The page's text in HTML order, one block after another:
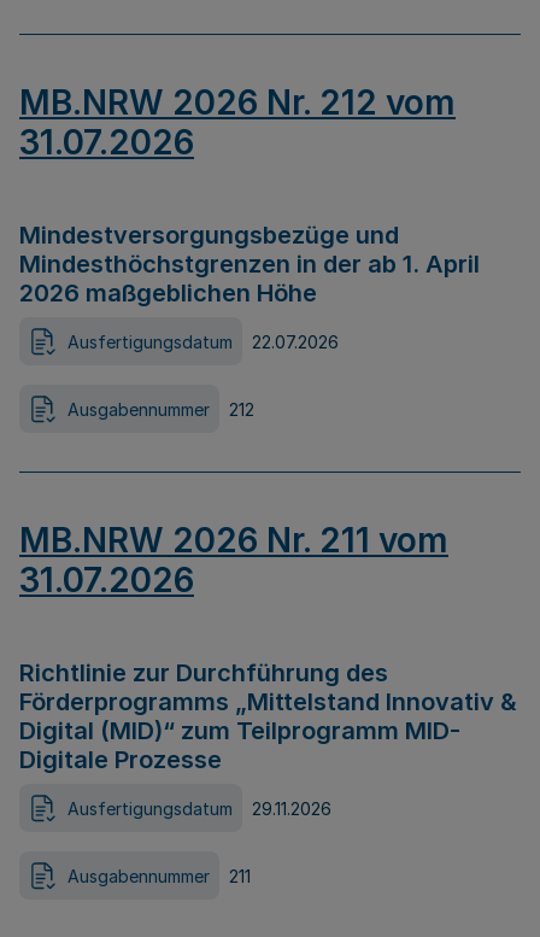
MB.NRW 2026 Nr. 212 vom
31.07.2026
Mindestversorgungsbezüge und
Mindesthöchstgrenzen in der ab 1. April
2026 maßgeblichen Höhe
Ausfertigungsdatum 22.07.2026
Ausgabennummer 212
MB.NRW 2026 Nr. 211 vom
31.07.2026
Richtlinie zur Durchführung des
Förderprogramms „Mittelstand Innovativ &
Digital (MID)“ zum Teilprogramm MID-
Digitale Prozesse
Ausfertigungsdatum 29.11.2026
Ausgabennummer 211